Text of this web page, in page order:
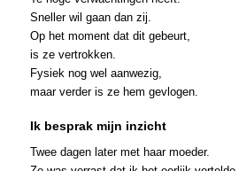
Sneller wil gaan dan zij.
Op het moment dat dit gebeurt,
is ze vertrokken.
Fysiek nog wel aanwezig,
maar verder is ze hem gevlogen.
Ik besprak mijn inzicht
Twee dagen later met haar moeder.